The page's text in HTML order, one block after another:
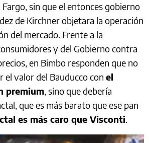
sin que el entonces gobierno
de Kirchner objetara la operación
del mercado. Frente a la
y del Gobierno contra
en Bimbo responden que no
el valor del Bauducco con el
premium, sino que debería
que es más barato que ese pan
es más caro que Visconti.